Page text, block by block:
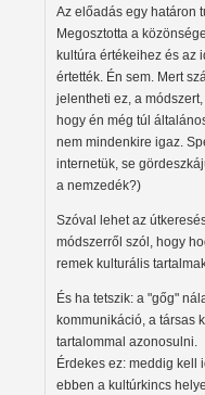
Az előadás egy határon
Megosztotta a
kultúra értékeihez és az
értették. Én sem. Mert
jelentheti ez, a
hogy én még túl
nem mindenkire igaz.
internetük, se
a nemzedék?)
Szóval lehet az
módszerről szól, hogy
remek kulturális
És ha tetszik: a "gőg"
kommunikáció, a társas
tartalommal azonosulni.
Érdekes ez: meddig kell
ebben a kultúrkincs